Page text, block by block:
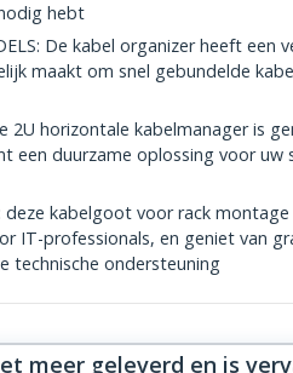
hebt
De kabel organizer heeft een
maakt om snel gebundelde
2U horizontale kabelmanager is
een duurzame oplossing voor uw
deze kabelgoot voor rack
IT-professionals, en geniet van
technische ondersteuning
meer geleverd en is